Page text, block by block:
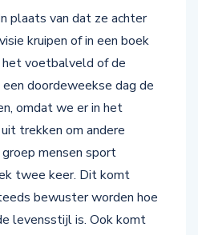
kruipen of in een boek
het voetbalveld of de
doordeweekse dag de
omdat we er in het
trekken om andere
mensen sport
twee keer. Dit komt
bewuster worden hoe
levensstijl is. Ook komt
om de hoek